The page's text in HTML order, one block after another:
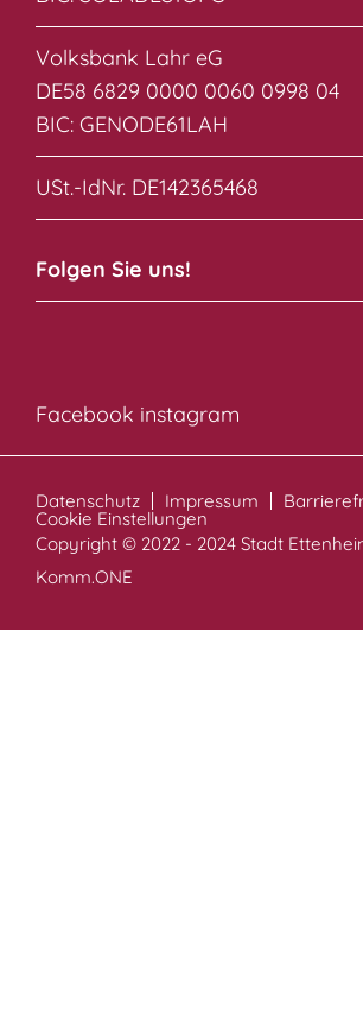
Volksbank Lahr eG
DE58 6829 0000 0060 0998 04
BIC: GENODE61LAH
USt.-IdNr. DE142365468
Folgen Sie uns!
Facebook instagram
Datenschutz Impressum
Cookie Einstellungen
Copyright © 2022 - 2024 Stadt
Komm.ONE